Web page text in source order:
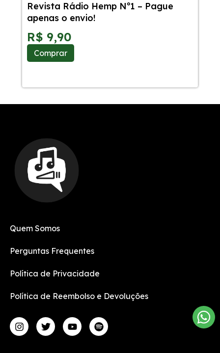
Revista Rádio Hemp Nº1 – Pague
apenas o envio!
R$ 9,90
Comprar
Quem Somos
Perguntas Frequentes
Política de Privacidade
Política de Reembolso e Devoluções